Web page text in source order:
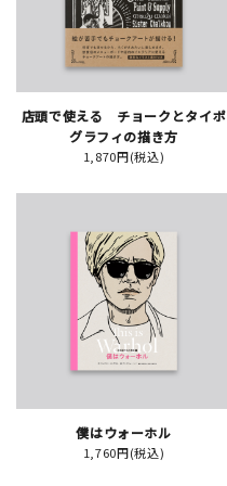
おすすめ特集
ギャラリー
おしらせ
新規会員登録
店頭で使える チョークとタイポ
グラフィの描き方
1,870円(税込)
僕はウォーホル
1,760円(税込)